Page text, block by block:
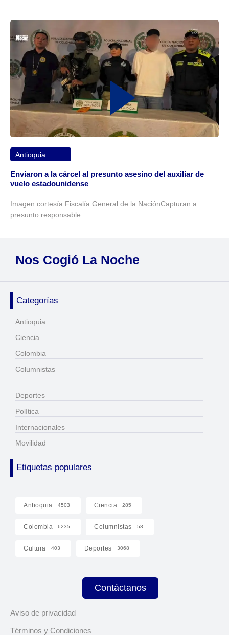
Antioquia
Enviaron a la cárcel al presunto asesino del auxiliar de
vuelo estadounidense
Imagen cortesía Fiscalía General de la NaciónCapturan a
presunto responsable
Nos Cogió La Noche
Categorías
Antioquia
Ciencia
Colombia
Columnistas
Deportes
Política
Internacionales
Movilidad
Etiquetas populares
Antioquia 4503 Ciencia 285
Colombia 6235 Columnistas 58
Cultura 403 Deportes 3068
Contáctanos
Aviso de privacidad
Términos y Condiciones